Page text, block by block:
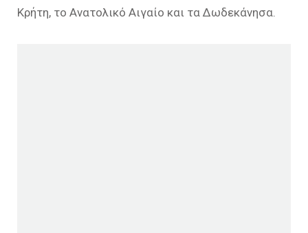
Κρήτη, το Ανατολικό Αιγαίο και τα Δωδεκάνησα.